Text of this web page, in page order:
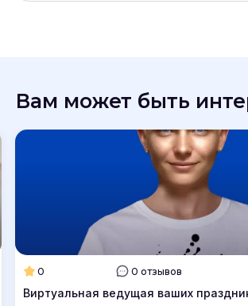
Вам может быть
0 0 отзывов
Виртуальная ведущая ваших